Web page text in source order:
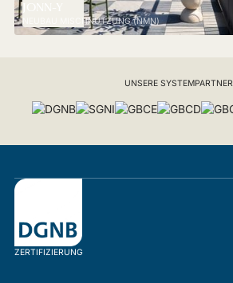
NEUBAU MISCHNUTZUNG (NMN)
UNSERE SYSTEMPARTNER
ZERTIFIZIERUNG